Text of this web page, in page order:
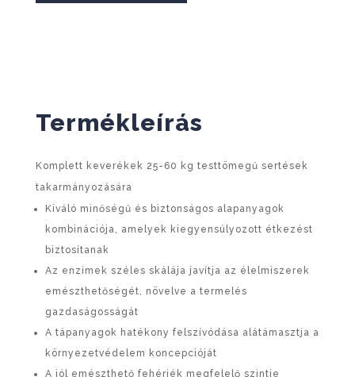
Termékleírás
Komplett keverékek 25-60 kg testtömegű sertések
takarmányozására
Kiváló minőségű és biztonságos alapanyagok
kombinációja, amelyek kiegyensúlyozott étkezést
biztosítanak
Az enzimek széles skálája javítja az élelmiszerek
emészthetőségét, növelve a termelés
gazdaságosságát
A tápanyagok hatékony felszívódása alátámasztja a
környezetvédelem koncepcióját
A jól emészthető fehérjék megfelelő szintje